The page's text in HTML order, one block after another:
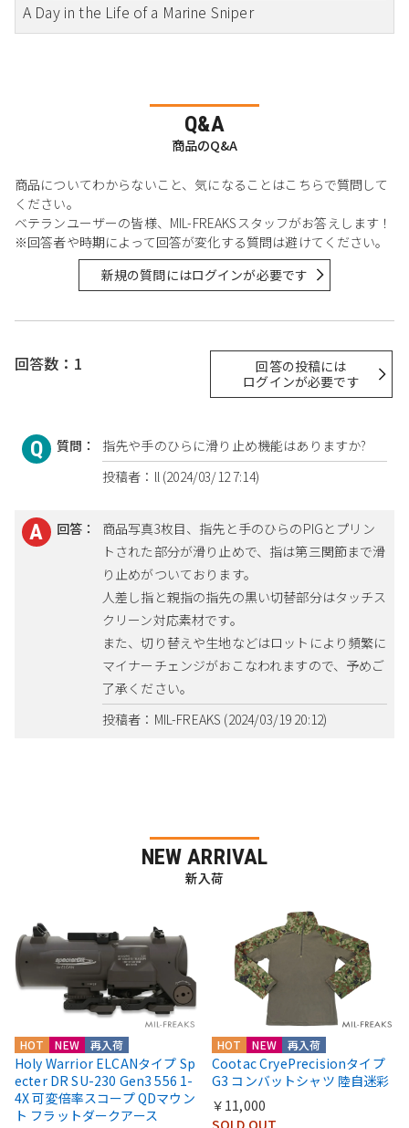
A Day in the Life of a Marine Sniper
Q&A
商品のQ&A
商品についてわからないこと、気になることはこちらで質問して
ください。
ベテランユーザーの皆様、MIL-FREAKSスタッフがお答えします！
※回答者や時期によって回答が変化する質問は避けてください。
新規の質問にはログインが必要です
回答数：1
回答の投稿には
ログインが必要です
質問：
指先や手のひらに滑り止め機能はありますか?
投稿者：ll (2024/03/12 7:14)
回答：
商品写真3枚目、指先と手のひらのPIGとプリン
トされた部分が滑り止めで、指は第三関節まで滑
り止めがついております。
人差し指と親指の指先の黒い切替部分はタッチス
クリーン対応素材です。
また、切り替えや生地などはロットにより頻繁に
マイナーチェンジがおこなわれますので、予めご
了承ください。
投稿者：MIL-FREAKS (2024/03/19 20:12)
NEW ARRIVAL
新入荷
HOT NEW 再入荷
Holy Warrior ELCANタイプ Sp
ecter DR SU-230 Gen3 556 1-
4X 可変倍率スコープ QDマウン
ト フラットダークアース
HOT NEW 再入荷
Cootac CryePrecisionタイプ
G3 コンバットシャツ 陸自迷彩
￥11,000